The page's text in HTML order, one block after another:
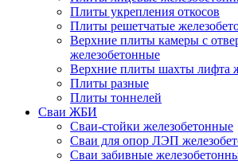
Плиты укрепления откосов
Плиты решетчатые
Верхние плиты камеры с
железобетонные
Верхние плиты шахты лифта
Плиты разные
Плиты тоннелей
Сваи ЖБИ
Сваи-стойки железобетонные
Сваи для опор ЛЭП
Сваи забивные